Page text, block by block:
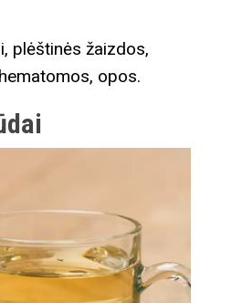
plėštinės žaizdos,
opos.